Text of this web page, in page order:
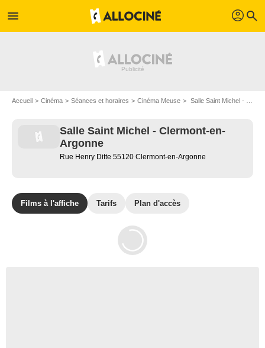
menu profil search
Accueil Cinéma Séances et horaires Cinéma Meuse Salle Saint Michel - Clermont-en-Argonne à Clermont-en-Argonne
Salle Saint Michel - Clermont-en-
Argonne
Rue Henry Ditte 55120 Clermont-en-Argonne
Films à l'affiche Tarifs Plan d'accès